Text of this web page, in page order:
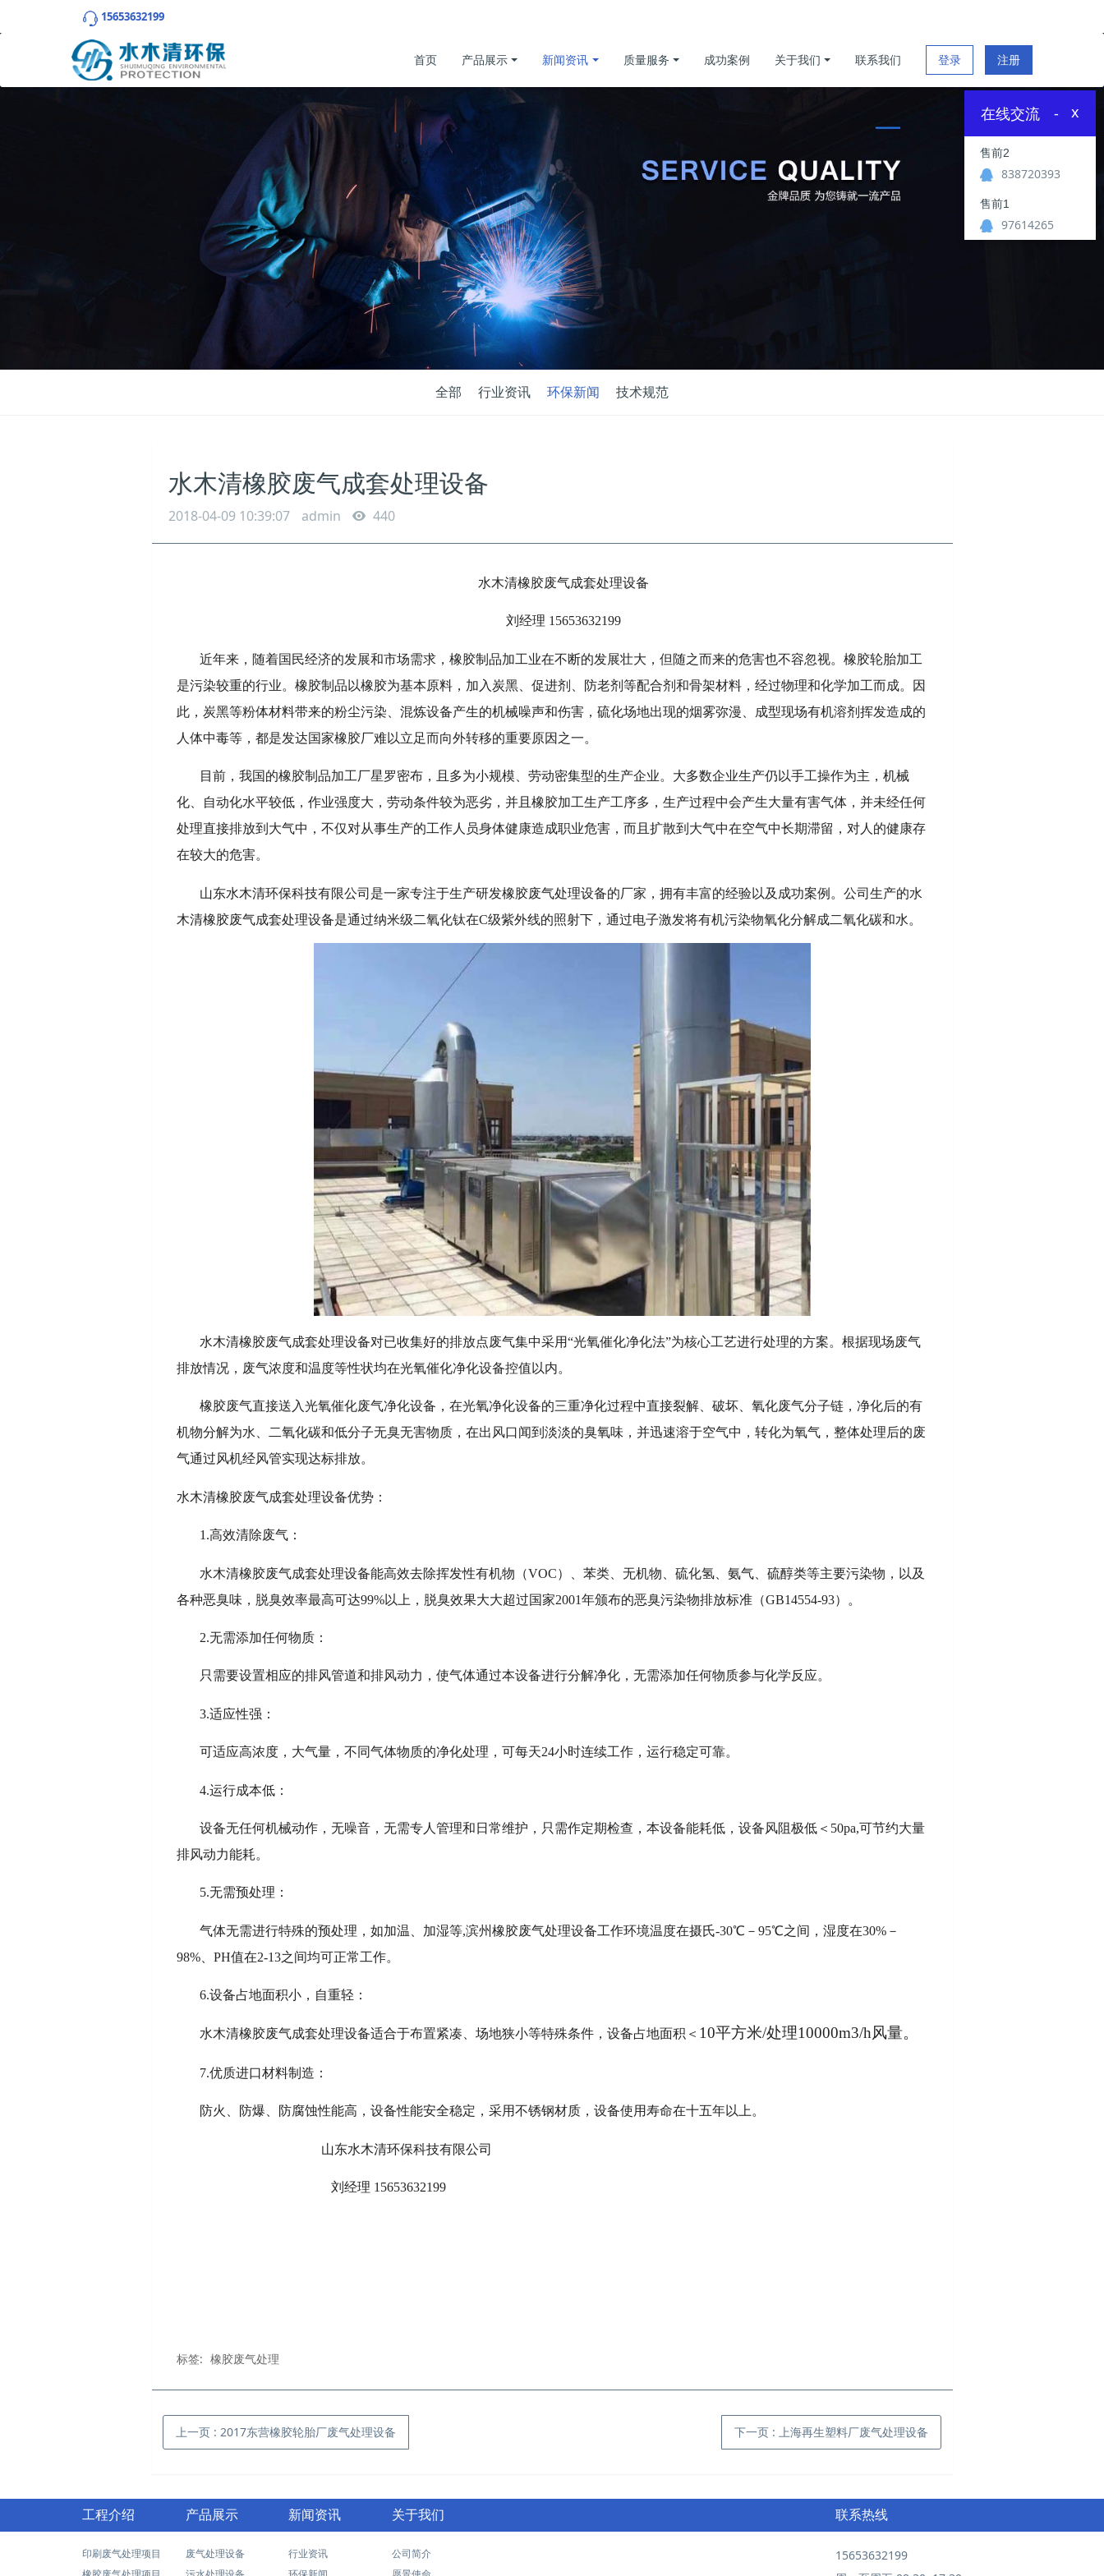
15653632199
登录 注册
首页 产品展示 新闻资讯 质量服务 成功案例 关于我们 联系我们
全部 行业资讯 环保新闻 技术规范
水木清橡胶废气成套处理设备
2018-04-09 10:39:07 admin 440
水木清橡胶废气成套处理设备
刘经理 15653632199
近年来，随着国民经济的发展和市场需求，橡胶制品加工业在不断的发展壮大，但随之而来的危害也不容忽视。橡胶轮胎加工
是污染较重的行业。橡胶制品以橡胶为基本原料，加入炭黑、促进剂、防老剂等配合剂和骨架材料，经过物理和化学加工而成。因
此，炭黑等粉体材料带来的粉尘污染、混炼设备产生的机械噪声和伤害，硫化场地出现的烟雾弥漫、成型现场有机溶剂挥发造成的
人体中毒等，都是发达国家橡胶厂难以立足而向外转移的重要原因之一。
目前，我国的橡胶制品加工厂星罗密布，且多为小规模、劳动密集型的生产企业。大多数企业生产仍以手工操作为主，机械
化、自动化水平较低，作业强度大，劳动条件较为恶劣，并且橡胶加工生产工序多，生产过程中会产生大量有害气体，并未经任何
处理直接排放到大气中，不仅对从事生产的工作人员身体健康造成职业危害，而且扩散到大气中在空气中长期滞留，对人的健康存
在较大的危害。
山东水木清环保科技有限公司是一家专注于生产研发橡胶废气处理设备的厂家，拥有丰富的经验以及成功案例。公司生产的水
木清橡胶废气成套处理设备是通过纳米级二氧化钛在C级紫外线的照射下，通过电子激发将有机污染物氧化分解成二氧化碳和水。
水木清橡胶废气成套处理设备对已收集好的排放点废气集中采用“光氧催化净化法”为核心工艺进行处理的方案。根据现场废气
排放情况，废气浓度和温度等性状均在光氧催化净化设备控值以内。
橡胶废气直接送入光氧催化废气净化设备，在光氧净化设备的三重净化过程中直接裂解、破坏、氧化废气分子链，净化后的有
机物分解为水、二氧化碳和低分子无臭无害物质，在出风口闻到淡淡的臭氧味，并迅速溶于空气中，转化为氧气，整体处理后的废
气通过风机经风管实现达标排放。
水木清橡胶废气成套处理设备优势：
1.高效清除废气：
水木清橡胶废气成套处理设备能高效去除挥发性有机物（VOC）、苯类、无机物、硫化氢、氨气、硫醇类等主要污染物，以及
各种恶臭味，脱臭效率最高可达99%以上，脱臭效果大大超过国家2001年颁布的恶臭污染物排放标准（GB14554-93）。
2.无需添加任何物质：
只需要设置相应的排风管道和排风动力，使气体通过本设备进行分解净化，无需添加任何物质参与化学反应。
3.适应性强：
可适应高浓度，大气量，不同气体物质的净化处理，可每天24小时连续工作，运行稳定可靠。
4.运行成本低：
设备无任何机械动作，无噪音，无需专人管理和日常维护，只需作定期检查，本设备能耗低，设备风阻极低＜50pa,可节约大量
排风动力能耗。
5.无需预处理：
气体无需进行特殊的预处理，如加温、加湿等,滨州橡胶废气处理设备工作环境温度在摄氏-30℃－95℃之间，湿度在30%－
98%、PH值在2-13之间均可正常工作。
6.设备占地面积小，自重轻：
水木清橡胶废气成套处理设备适合于布置紧凑、场地狭小等特殊条件，设备占地面积＜ 10平方米/处理10000m3/h风量。
7.优质进口材料制造：
防火、防爆、防腐蚀性能高，设备性能安全稳定，采用不锈钢材质，设备使用寿命在十五年以上。
山东水木清环保科技有限公司
刘经理 15653632199
标签: 橡胶废气处理
上一页 : 2017东营橡胶轮胎厂废气处理设备 下一页 : 上海再生塑料厂废气处理设备
工程介绍
印刷废气处理项目
产品展示
废气处理设备
新闻资讯
行业资讯
关于我们
公司简介
联系热线
15653632199
在线交流 x
-
售前2
838720393
售前1
97614265